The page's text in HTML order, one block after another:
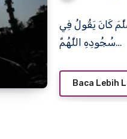
كَانَ يَقُولُ فِي
سُجُودِهِ اللَّهُمَّ…
Baca Lebih